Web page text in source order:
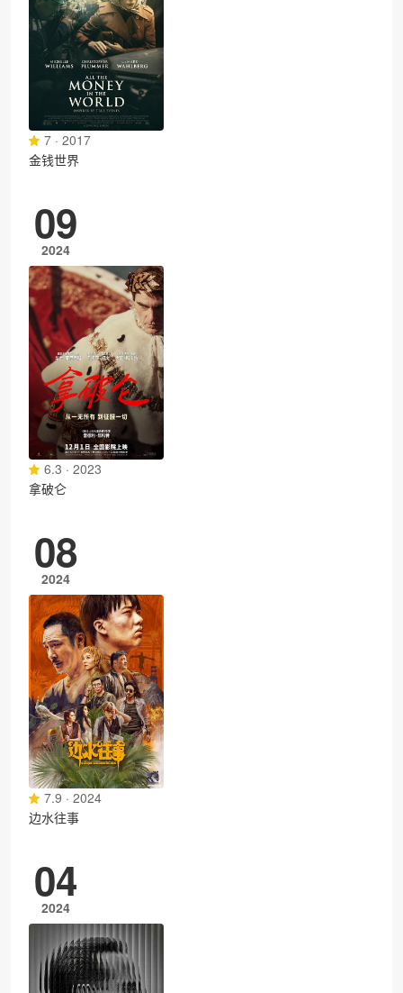
7 · 2017
金钱世界
09
2024
6.3 · 2023
拿破仑
08
2024
7.9 · 2024
边水往事
04
2024